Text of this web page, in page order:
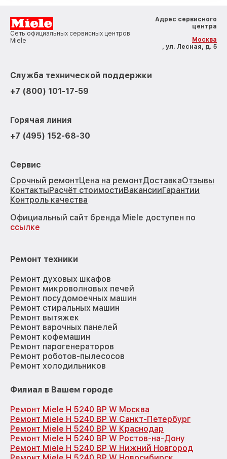
Сеть официальных сервисных центров
Miele
Адрес сервисного
центра
Москва
, ул. Лесная, д. 5
Служба технической поддержки
+7 (800) 101-17-59
Горячая линия
+7 (495) 152-68-30
Сервис
Срочный ремонтЦена на ремонтДоставкаОтзывы
КонтактыРасчёт стоимостиВакансииГарантии
Контроль качества
Официальный сайт бренда Miele доступен по
ссылке
Ремонт техники
Ремонт духовых шкафов
Ремонт микроволновых печей
Ремонт посудомоечных машин
Ремонт стиральных машин
Ремонт вытяжек
Ремонт варочных панелей
Ремонт кофемашин
Ремонт парогенераторов
Ремонт роботов-пылесосов
Ремонт холодильников
Филиал в Вашем городе
Ремонт Miele H 5240 BP W Москва
Ремонт Miele H 5240 BP W Санкт-Петербург
Ремонт Miele H 5240 BP W Краснодар
Ремонт Miele H 5240 BP W Ростов-на-Дону
Ремонт Miele H 5240 BP W Нижний Новгород